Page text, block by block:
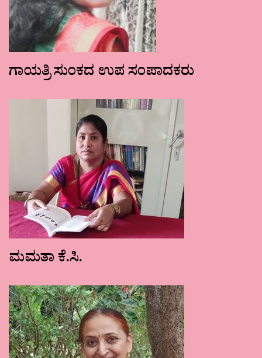
ಗಾಯತ್ರಿ ಸುಂಕದ ಉಪ ಸಂಪಾದಕರು
ಮಮತಾ ಕೆ.ಸಿ.